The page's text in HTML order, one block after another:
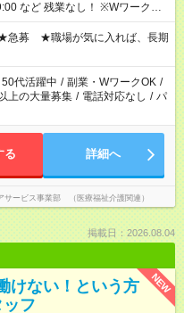
業なし！ ※Wワークの
時間超の就業はご案内できませ
上勤務は社会保険への加入対象
雇い派遣の原則禁止）により、
が難しい場合があります
急募 ★職場が気に入れば、長期
代活躍中 / 副業・WワークOK /
上の大量募集 / 電話対応なし / パ
る 詳細へ
ービス事業部 （医療福祉介護関連）
掲載日：2026.08.04
NEW
けない！という方
フ